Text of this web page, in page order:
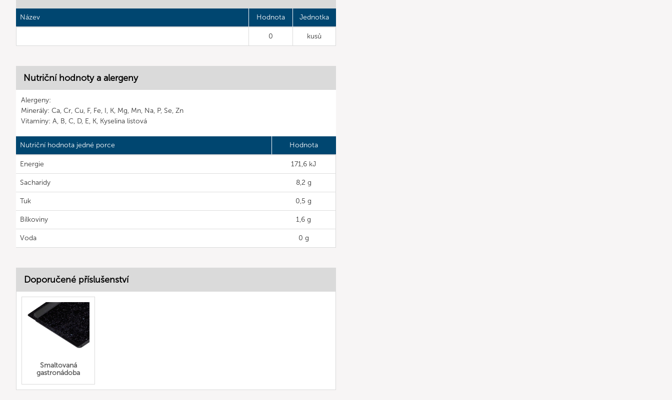
Název Hodnota Jednotka
0 kusů
Nutriční hodnoty a alergeny
Alergeny:
Minerály: Ca, Cr, Cu, F, Fe, I, K, Mg, Mn, Na, P, Se, Zn
Vitamíny: A, B, C, D, E, K, Kyselina listová
Nutriční hodnota jedné porce Hodnota
Energie 171,6 kJ
Sacharidy 8,2 g
Tuk 0,5 g
Bílkoviny 1,6 g
Voda 0 g
Doporučené příslušenství
Smaltovaná
gastronádoba